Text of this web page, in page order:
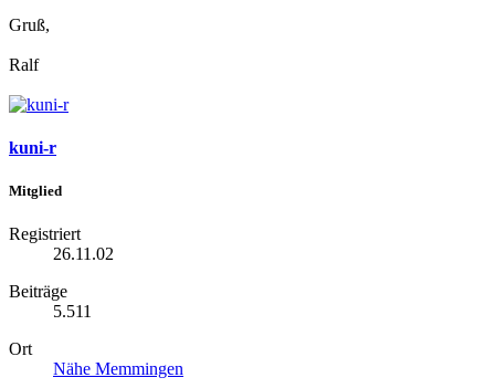
Gruß,
Ralf
kuni-r
Mitglied
Registriert
26.11.02
Beiträge
5.511
Ort
Nähe Memmingen